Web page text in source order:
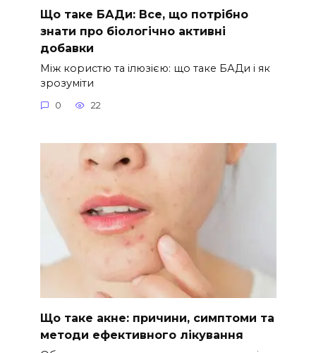
Що таке БАДи: Все, що потрібно
знати про біологічно активні
добавки
Між користю та ілюзією: що таке БАДи і як
зрозуміти
0 22
Що таке акне: причини, симптоми та
методи ефективного лікування